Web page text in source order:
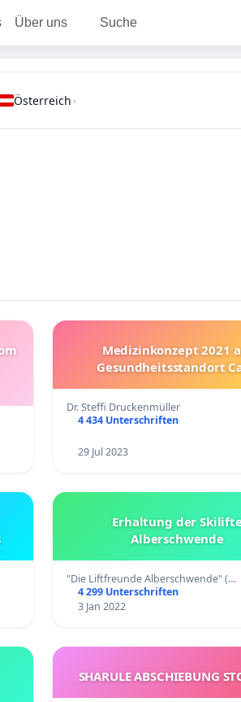
Über uns Suche
Österreich ›
Medizinkonzept 2021
Gesundheitsstandort
Dr. Steffi Druckenmüller
4 434 Unterschriften
29 Jul 2023
Erhaltung der
Alberschwende
"Die Liftfreunde Alberschwende" (…
4 299 Unterschriften
3 Jan 2022
SHARULE ABSCHIEBUNG